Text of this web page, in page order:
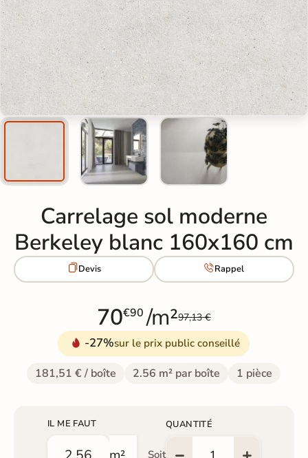
Carrelage sol moderne
Berkeley blanc 160x160 cm
Devis Rappel
70€90 /m²97,13 €
-27%sur le prix public conseillé
181,51 € / boîte 2.56 m² par boîte 1 pièce
IL ME FAUT
Soit
QUANTITÉ